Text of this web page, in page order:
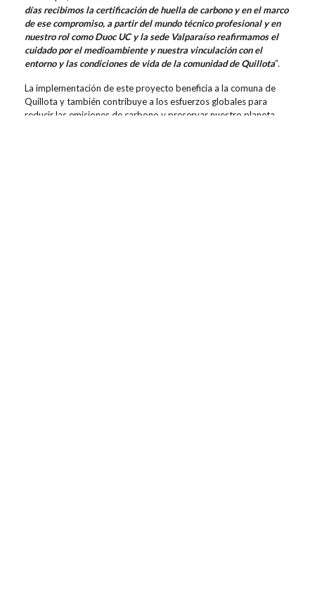
días recibimos la certificación de huella de carbono y en el marco
de ese compromiso, a partir del mundo técnico profesional y en
nuestro rol como Duoc UC y la sede Valparaíso reafirmamos el
cuidado por el medioambiente y nuestra vinculación con el
entorno y las condiciones de vida de la comunidad de Quillota”.
La implementación de este proyecto beneficia a la comuna de
Quillota y también contribuye a los esfuerzos globales para
reducir las emisiones de carbono y preservar nuestro planeta